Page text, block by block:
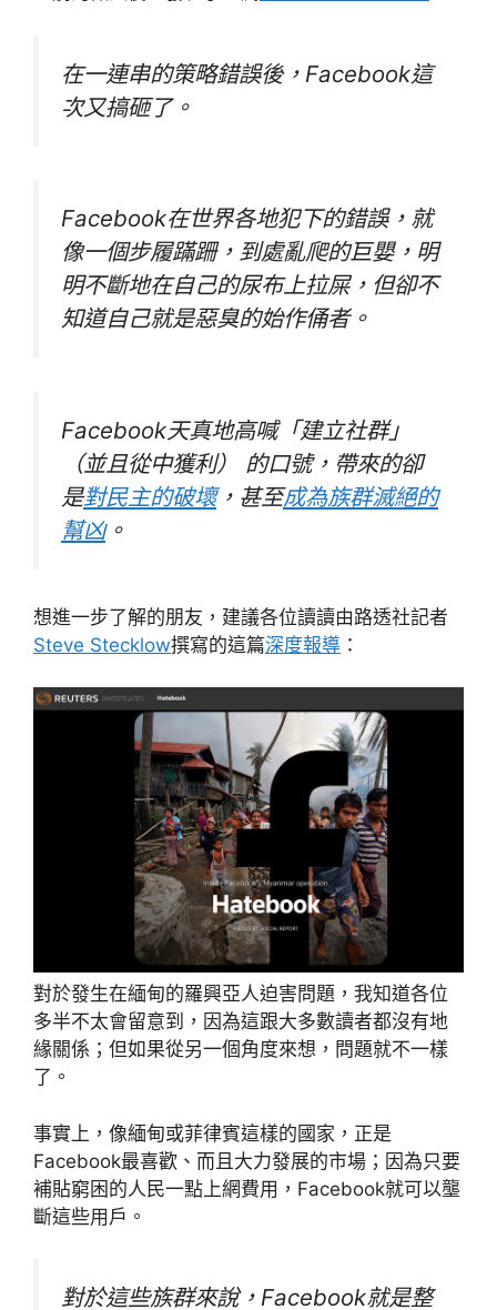
在一連串的策略錯誤後，Facebook這
次又搞砸了。
Facebook在世界各地犯下的錯誤，就
像一個步履蹣跚，到處亂爬的巨嬰，明
明不斷地在自己的尿布上拉屎，但卻不
知道自己就是惡臭的始作俑者。
Facebook天真地高喊「建立社群」
（並且從中獲利） 的口號，帶來的卻
是對民主的破壞，甚至成為族群滅絕的
幫凶。
想進一步了解的朋友，建議各位讀讀由路透社記者
Steve Stecklow撰寫的這篇深度報導 ：
對於發生在緬甸的羅興亞人迫害問題，我知道各位
多半不太會留意到，因為這跟大多數讀者都沒有地
緣關係；但如果從另一個角度來想，問題就不一樣
了。
事實上，像緬甸或菲律賓這樣的國家，正是
Facebook最喜歡、而且大力發展的市場；因為只要
補貼窮困的人民一點上網費用，Facebook就可以壟
斷這些用戶。
對於這些族群來說，Facebook就是整